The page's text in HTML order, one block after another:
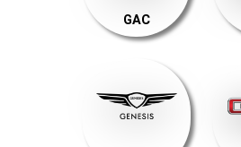
GAC